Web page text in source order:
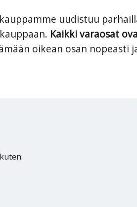
uudistuu
Kaikki varaosat
oikean osan nopeasti